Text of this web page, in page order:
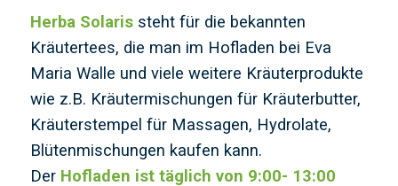
Herba Solarissteht für die bekannten
Kräutertees, die man im Hofladen bei Eva
Maria Walle und viele weitere Kräuterprodukte
wie z.B. Kräutermischungen für Kräuterbutter,
Kräuterstempel für Massagen, Hydrolate,
Blütenmischungen kaufen kann.
Der Hofladen ist täglich von 9:00- 13:00